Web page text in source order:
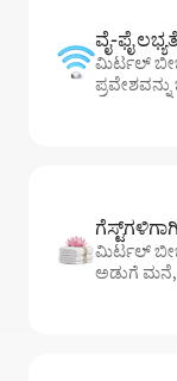
ವೈ-ಫೈ ಲಭ್ಯತೆ
ಮಿರ್ಟಲ್ ಬೀಚ್
ಮಿರ್ಟಲ್
ಅಡುಗೆ ಮನೆ,